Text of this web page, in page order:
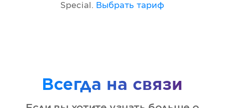
Special . Выбрать тариф
Всегда на связи